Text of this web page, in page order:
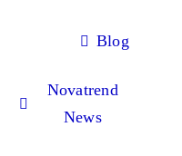
Blog
Novatrend
News